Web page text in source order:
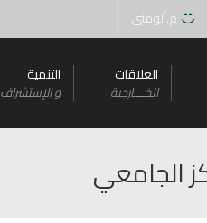
م.ألومني
العلاقات
الخــــارجية
التنمية
و اﻹستشراف